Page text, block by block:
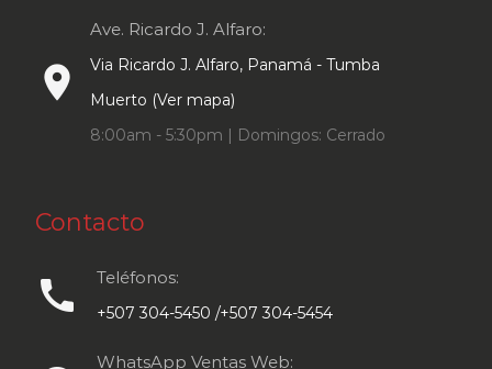
place
Ave. Ricardo J. Alfaro:
Via Ricardo J. Alfaro, Panamá - Tumba
Muerto (Ver mapa)
8:00am - 5:30pm | Domingos: Cerrado
Contacto
call Teléfonos:
+507 304-5450 /+507 304-5454
WhatsApp Ventas Web: